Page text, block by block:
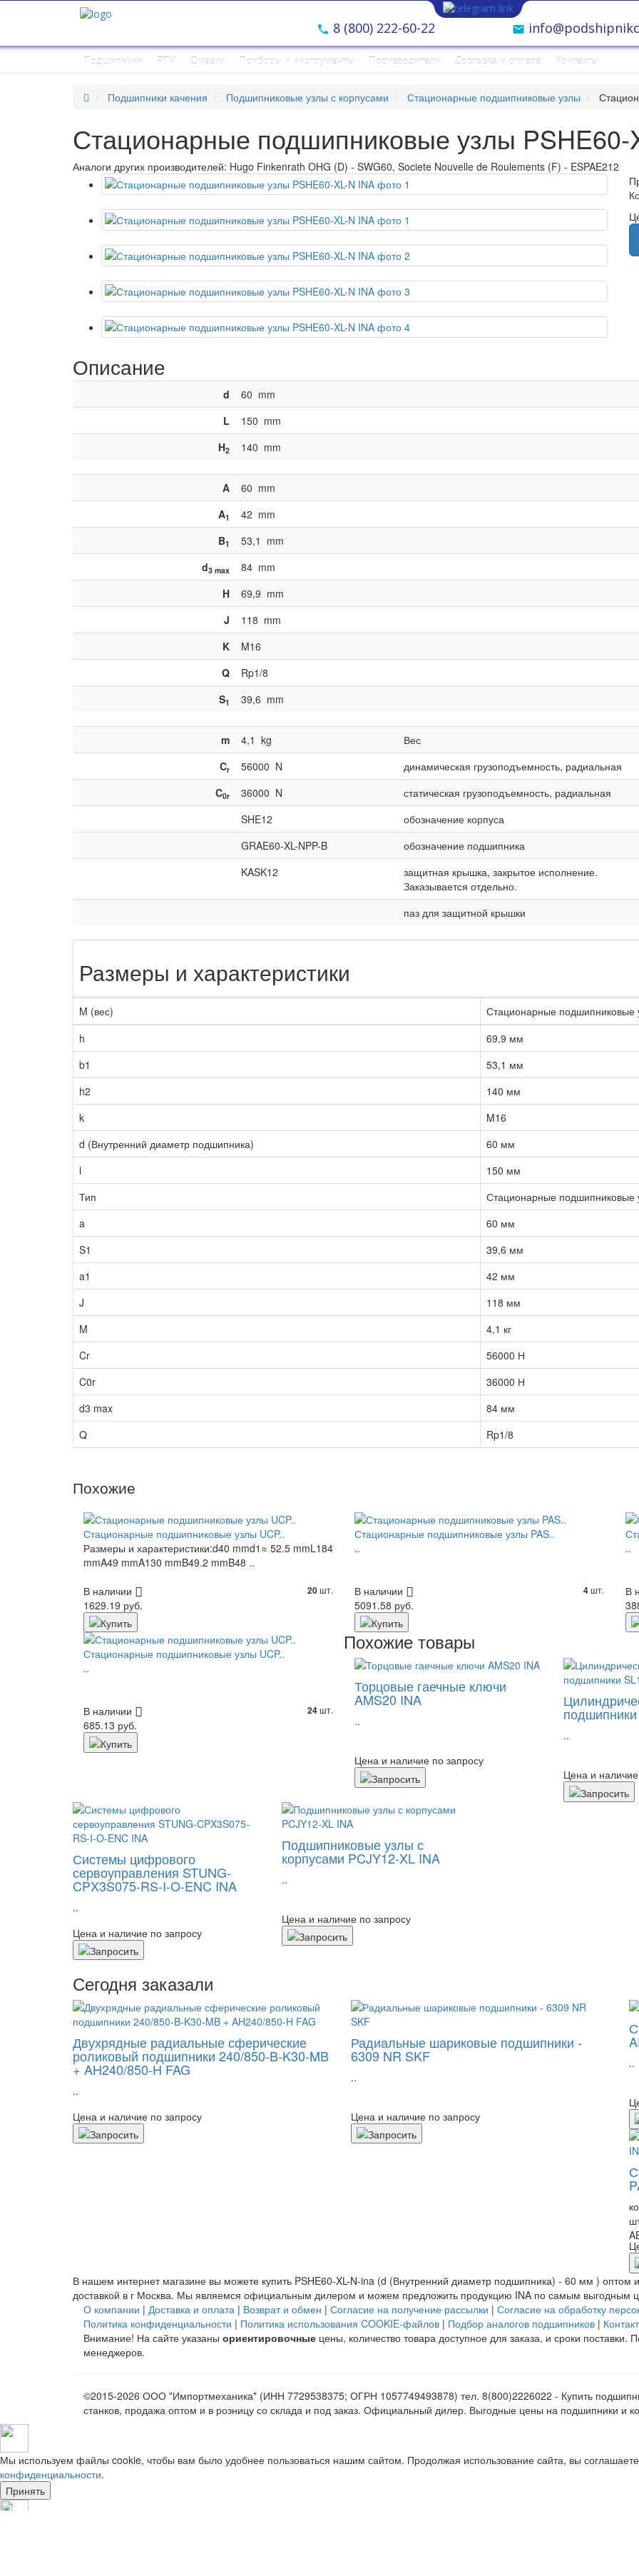
8 (800) 222-60-22
Подшипники РТИ Смазки Приборы и инструменты Производители Доставка и оплата Контакты
Подшипники качения Подшипниковые узлы с корпусами Стационарные подшипниковые узлы
Стационарные подшипниковые узлы PSHE60-
Аналоги других производителей: Hugo Finkenrath OHG (D) - SWG60, Societe Nouvelle de Roulements (F) - ESPAE212
Описание
d 60 mm
L
150 mm
H2 140 mm
A 60 mm
A1 42 mm
B1 53,1 mm
d3 max 84 mm
H
69,9 mm
J
118 mm
K
M16
Q
Rp1/8
S1 39,6 mm
m 4,1 kg
Вес
Cr 56000 N
динамическая грузоподъемность, радиальная
C0r 36000 N
статическая грузоподъемность, радиальная
SHE12
обозначение корпуса
GRAE60-XL-NPP-B
обозначение подшипника
KASK12
защитная крышка, закрытое исполнение.
Заказывается отдельно.
паз для защитной крышки
Размеры и характеристики
M (вес)
Стационарные подшипниковые
h
69,9 мм
b1
53,1 мм
h2
140 мм
k
M16
d (Внутренний диаметр подшипника)
60 мм
l
150 мм
Тип
Стационарные подшипниковые
a
60 мм
S1
39,6 мм
a1
42 мм
J
118 мм
M
4,1 кг
Cr
56000 Н
C0r
36000 Н
d3 max
84 мм
Q
Rp1/8
Похожие
Стационарные подшипниковые узлы UCP..
Размеры и характеристики:d40 mmd1≈ 52.5 mmL184
mmA49 mmA130 mmB49.2 mmB48 ..
В наличии
20шт.
1629.19 руб.
Стационарные подшипниковые узлы PAS..
..
В наличии 4шт.
5091.58 руб.
..
В
Стационарные подшипниковые узлы UCP..
..
В наличии 24шт.
685.13 руб.
Похожие товары
Торцовые гаечные ключи
AMS20 INA
..
Цена и наличие по запросу
..
Цена и
Системы цифрового
сервоуправления STUNG-
CPX3S075-RS-I-O-ENC INA
..
Цена и наличие по запросу
Подшипниковые узлы с
корпусами PCJY12-XL INA
..
Цена и наличие по запросу
Сегодня заказали
Двухрядные радиальные сферические
роликовый подшипники 240/850-B-K30-MB
+ AH240/850-H FAG
..
Цена и наличие по запросу
Радиальные шариковые подшипники -
6309 NR SKF
..
Цена и наличие по запросу
..
В нашем интернет магазине вы можете купить PSHE60-XL-N-ina (d (Внутренний диаметр подшипника) - 60 мм ) оптом
доставкой в г Москва. Мы являемся официальным дилером и можем предложить продукцию INA по самым выгодным
О компании | Доставка и оплата | Возврат и обмен | Согласие на получение рассылки | Согласие на обработку
Политика конфиденциальности | Политика использования COOKIE-файлов | Подбор аналогов подшипников |
Внимание! На сайте указаны ориентировочные цены, количество товара доступное для заказа, и сроки
менеджеров.
©2015-2026 ООО "Импортмеханика" (ИНН 7729538375; ОГРН 1057749493878) тел. 8(800)2226022 - Купить
станков, продажа оптом и в розницу со склада и под заказ. Официальный дилер. Выгодные цены на подшипники и
Мы используем файлы cookie, чтобы вам было удобнее пользоваться нашим сайтом. Продолжая использование сайта, вы
конфиденциальности.
Принять